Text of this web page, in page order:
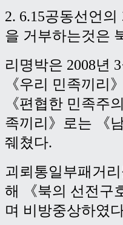
2. 6.15공동선언
을 거부하는것은
리명박은 2008년
《우리 민족끼리
《편협한 민족주
족끼리》로는 《
줴쳤다.
괴뢰통일부패거
해 《북의 선전구
며 비방중상하였